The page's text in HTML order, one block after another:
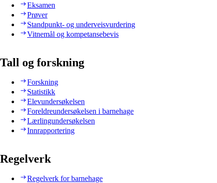
Eksamen
Prøver
Standpunkt- og underveisvurdering
Vitnemål og kompetansebevis
Tall og forskning
Forskning
Statistikk
Elevundersøkelsen
Foreldreundersøkelsen i barnehage
Lærlingundersøkelsen
Innrapportering
Regelverk
Regelverk for barnehage